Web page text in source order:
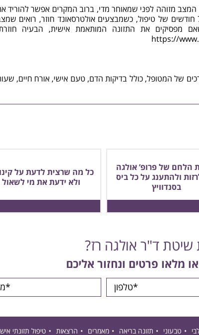
אם המצב מזוהה לפני שמאוחר מדי, ברוב המקרים אפשר להוריד
רמת האנזימים באופן משמעותי, וכעבור 6‑7 חודשים של טיפול, כשמבצעים אולטרסאונד חוזר, רואים
מפסיקים את התזונה המותאמת אישית, הבעיה
https://
של המטופל, כולל בדיקות הדם, טעם אישי, אורח חיים,
הלחם של פרופ’ אולגה
ולהתענג על כל ביס
בסנדוויץ
כל מה שרצית לדעת על
ולא ידעת את מי לשאול
שיטת ד"ר אולגה רז?
או מלאו פרטים ונחזור אליכם
טבעוני תזונה בריאה מאמרים הרצאות טיפול תזונתי